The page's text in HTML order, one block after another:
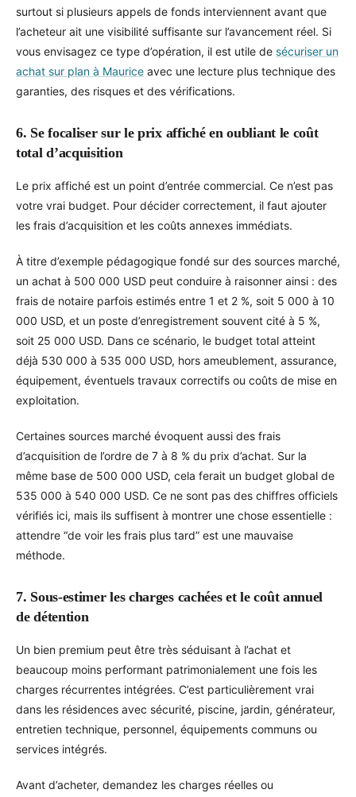
surtout si plusieurs appels de fonds interviennent avant que
l’acheteur ait une visibilité suffisante sur l’avancement réel. Si
vous envisagez ce type d’opération, il est utile de sécuriser un
achat sur plan à Maurice avec une lecture plus technique des
garanties, des risques et des vérifications.
6. Se focaliser sur le prix affiché en oubliant le coût
total d’acquisition
Le prix affiché est un point d’entrée commercial. Ce n’est pas
votre vrai budget. Pour décider correctement, il faut ajouter
les frais d’acquisition et les coûts annexes immédiats.
À titre d’exemple pédagogique fondé sur des sources marché,
un achat à 500 000 USD peut conduire à raisonner ainsi : des
frais de notaire parfois estimés entre 1 et 2 %, soit 5 000 à 10
000 USD, et un poste d’enregistrement souvent cité à 5 %,
soit 25 000 USD. Dans ce scénario, le budget total atteint
déjà 530 000 à 535 000 USD, hors ameublement, assurance,
équipement, éventuels travaux correctifs ou coûts de mise en
exploitation.
Certaines sources marché évoquent aussi des frais
d’acquisition de l’ordre de 7 à 8 % du prix d’achat. Sur la
même base de 500 000 USD, cela ferait un budget global de
535 000 à 540 000 USD. Ce ne sont pas des chiffres officiels
vérifiés ici, mais ils suffisent à montrer une chose essentielle :
attendre “de voir les frais plus tard” est une mauvaise
méthode.
7. Sous-estimer les charges cachées et le coût annuel
de détention
Un bien premium peut être très séduisant à l’achat et
beaucoup moins performant patrimonialement une fois les
charges récurrentes intégrées. C’est particulièrement vrai
dans les résidences avec sécurité, piscine, jardin, générateur,
entretien technique, personnel, équipements communs ou
services intégrés.
Avant d’acheter, demandez les charges réelles ou